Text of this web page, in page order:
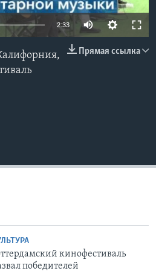
2:33
Прямая ссылка
кинофестиваль
победителей